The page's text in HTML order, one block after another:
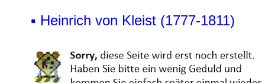
▪ Heinrich von Kleist (1777-1811)